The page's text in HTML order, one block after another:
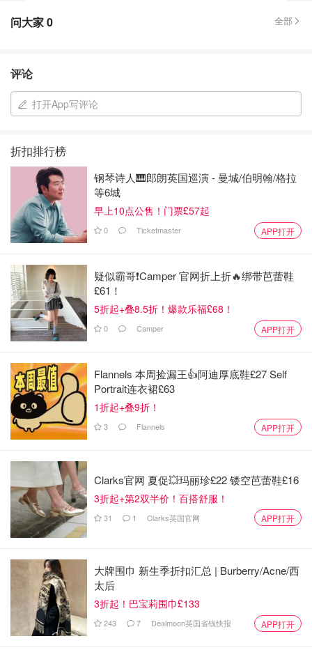
问大家0 全部
评论
打开App写评论
折扣排行榜
钢琴诗人🎹郎朗英国巡演 - 曼城/伯明翰/格拉
等6城
早上10点公售！门票£57起
0 Ticketmaster APP打开
疑似霸哥❗️Camper 官网折上折🔥绑带芭蕾鞋
£61！
5折起+叠8.5折！爆款乐福£68！
0 Camper APP打开
Flannels 本周捡漏王👍阿迪厚底鞋£27 Self
Portrait连衣裙£63
1折起+叠9折！
3 Flannels APP打开
Clarks官网 夏促💥玛丽珍£22 镂空芭蕾鞋£16
3折起+第2双半价！百搭舒服！
31 1 Clarks英国官网 APP打开
大牌围巾 新生季折扣汇总 | Burberry/Acne/西
太后
3折起！巴宝莉围巾£133
243 7 Dealmoon英国省钱快报 APP打开